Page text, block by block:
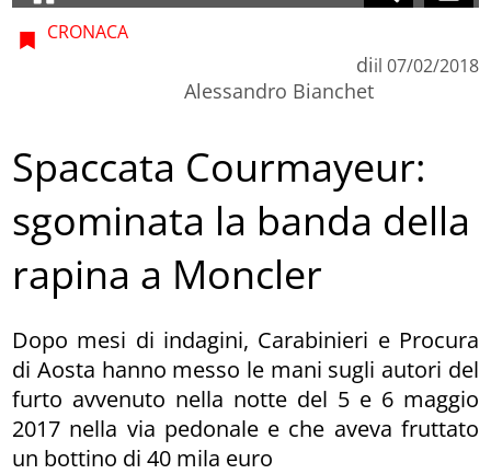
CRONACA
di
Alessandro Bianchet
il 07/02/2018
Spaccata Courmayeur:
sgominata la banda della
rapina a Moncler
Dopo mesi di indagini, Carabinieri e Procura
di Aosta hanno messo le mani sugli autori del
furto avvenuto nella notte del 5 e 6 maggio
2017 nella via pedonale e che aveva fruttato
un bottino di 40 mila euro